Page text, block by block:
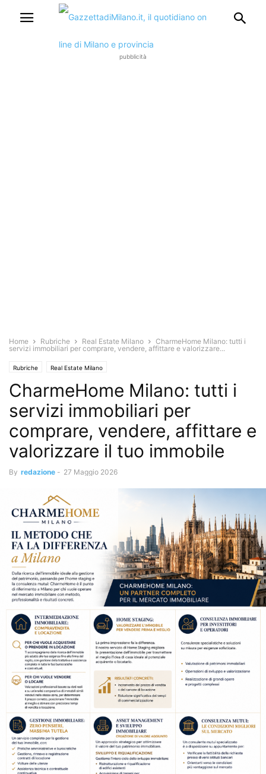
pubblicità
Home Rubriche Real Estate Milano
CharmeHome Milano: tutti i
servizi immobiliari per comprare, vendere, affittare e valorizzare...
Rubriche Real Estate Milano
CharmeHome Milano: tutti i
servizi immobiliari per
comprare, vendere, affittare e
valorizzare il tuo immobile
By redazione - 27 Maggio 2026